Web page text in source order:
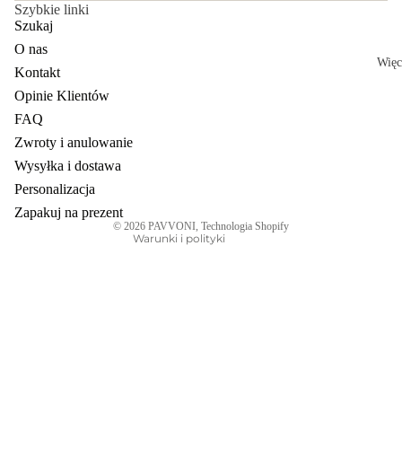
Szybkie linki
Szukaj
O nas
Kontakt
Opinie Klientów
FAQ
Zwroty i anulowanie
Wysyłka i dostawa
Personalizacja
Zapakuj na prezent
© 2026 PAVVONI , Technologia Shopify
Warunki i polityki
Polityka zwrotu kosztów